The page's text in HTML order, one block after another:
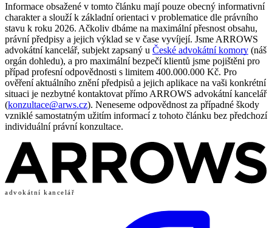
Informace obsažené v tomto článku mají pouze obecný informativní
charakter a slouží k základní orientaci v problematice dle právního
stavu k roku 2026. Ačkoliv dbáme na maximální přesnost obsahu,
právní předpisy a jejich výklad se v čase vyvíjejí. Jsme ARROWS
advokátní kancelář, subjekt zapsaný u České advokátní komory (náš
orgán dohledu), a pro maximální bezpečí klientů jsme pojištěni pro
případ profesní odpovědnosti s limitem 400.000.000 Kč. Pro
ověření aktuálního znění předpisů a jejich aplikace na vaši konkrétní
situaci je nezbytné kontaktovat přímo ARROWS advokátní kancelář
(konzultace@arws.cz). Neneseme odpovědnost za případné škody
vzniklé samostatným užitím informací z tohoto článku bez předchozí
individuální právní konzultace.
advokátní kancelář